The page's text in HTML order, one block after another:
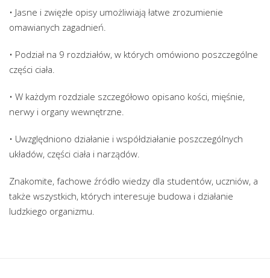
• Jasne i zwięzłe opisy umożliwiają łatwe zrozumienie
omawianych zagadnień.
• Podział na 9 rozdziałów, w których omówiono poszczególne
części ciała.
• W każdym rozdziale szczegółowo opisano kości, mięśnie,
nerwy i organy wewnętrzne.
• Uwzględniono działanie i współdziałanie poszczególnych
układów, części ciała i narządów.
Znakomite, fachowe źródło wiedzy dla studentów, uczniów, a
także wszystkich, których interesuje budowa i działanie
ludzkiego organizmu.